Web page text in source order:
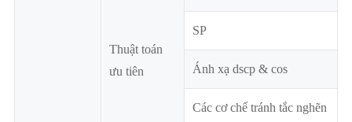
Thuật toán
ưu tiên
SP
Ánh xạ dscp & cos
Các cơ chế tránh tắc nghẽn